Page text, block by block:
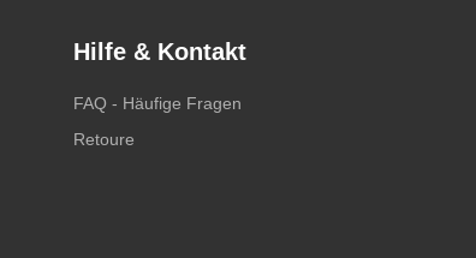
Hilfe & Kontakt
FAQ - Häufige Fragen
Retoure